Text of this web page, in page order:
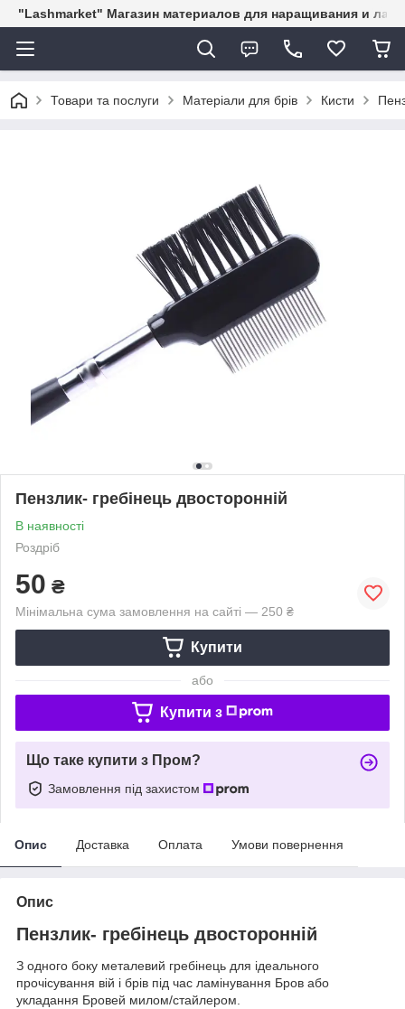
"Lashmarket" Магазин материалов для наращивания и
Товари та послуги Матеріали для брів Кисти
Пензлик- гребінець двосторонній
В наявності
Роздріб
50 ₴
Мінімальна сума замовлення на сайті — 250 ₴
Купити
або
Купити з
Що таке купити з Пром?
Замовлення під захистом
Опис Доставка Оплата Умови повернення
Опис
Пензлик- гребінець двосторонній
З одного боку металевий гребінець для ідеального
прочісування вій і брів під час ламінування Бров або
укладання Бровей милом/стайлером.